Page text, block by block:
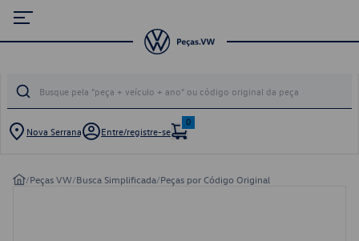
Nova Serrana Entre/registre-se
0
/Peças VW/Busca Simplificada/Peças por Código Original